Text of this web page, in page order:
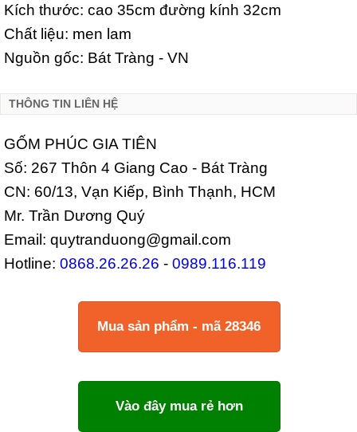
Kích thước: cao 35cm đường kính 32cm
Chất liệu: men lam
Nguồn gốc: Bát Tràng - VN
THÔNG TIN LIÊN HỆ
GỐM PHÚC GIA TIÊN
Số: 267 Thôn 4 Giang Cao - Bát Tràng
CN: 60/13, Vạn Kiếp, Bình Thạnh, HCM
Mr. Trần Dương Quý
Email: quytranduong@gmail.com
Hotline: 0868.26.26.26 - 0989.116.119
Mua sản phẩm - mã 28346
Vào đây mua rẻ hơn